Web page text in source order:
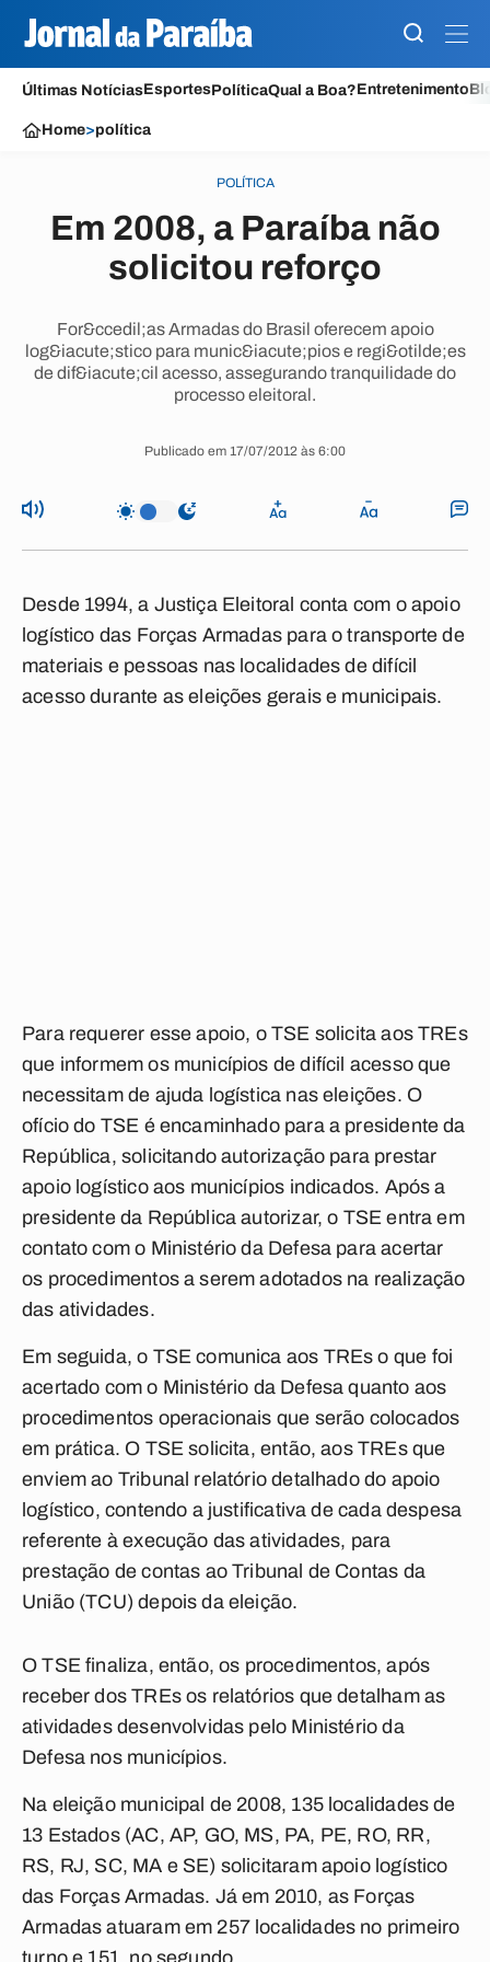
Últimas NotíciasEsportesPolíticaQual a Boa?Entretenimento
Home>política
POLÍTICA
Em 2008, a Paraíba não
solicitou reforço
For&ccedil;as Armadas do Brasil oferecem apoio
log&iacute;stico para munic&iacute;pios e regi&otilde;es
de dif&iacute;cil acesso, assegurando tranquilidade do
processo eleitoral.
Publicado em 17/07/2012 às 6:00
Desde 1994, a Justiça Eleitoral conta com o apoio
logístico das Forças Armadas para o transporte de
materiais e pessoas nas localidades de difícil
acesso durante as eleições gerais e municipais.
Para requerer esse apoio, o TSE solicita aos TREs
que informem os municípios de difícil acesso que
necessitam de ajuda logística nas eleições. O
ofício do TSE é encaminhado para a presidente da
República, solicitando autorização para prestar
apoio logístico aos municípios indicados. Após a
presidente da República autorizar, o TSE entra em
contato com o Ministério da Defesa para acertar
os procedimentos a serem adotados na realização
das atividades.
Em seguida, o TSE comunica aos TREs o que foi
acertado com o Ministério da Defesa quanto aos
procedimentos operacionais que serão colocados
em prática. O TSE solicita, então, aos TREs que
enviem ao Tribunal relatório detalhado do apoio
logístico, contendo a justificativa de cada despesa
referente à execução das atividades, para
prestação de contas ao Tribunal de Contas da
União (TCU) depois da eleição.
O TSE finaliza, então, os procedimentos, após
receber dos TREs os relatórios que detalham as
atividades desenvolvidas pelo Ministério da
Defesa nos municípios.
Na eleição municipal de 2008, 135 localidades de
13 Estados (AC, AP, GO, MS, PA, PE, RO, RR,
RS, RJ, SC, MA e SE) solicitaram apoio logístico
das Forças Armadas. Já em 2010, as Forças
Armadas atuaram em 257 localidades no primeiro
turno e 151, no segundo.